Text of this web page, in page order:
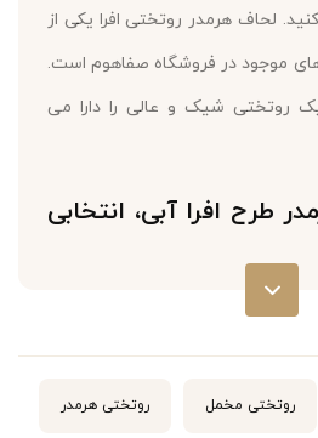
لحاف هرمدر روتختی افرا یکی از
موجود در فروشگاه صفاهوم است.
روتختی شیک و عالی را دارا می
طرح افرا آبی، انتخابی
که می پوشیم یا روتختی که با آن
روتختی مخمل روتختی هرمدر